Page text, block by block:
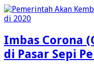
Imbas Corona
di Pasar Sepi